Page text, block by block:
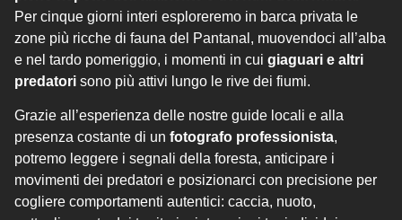
Per cinque giorni interi esploreremo in barca privata le
zone più ricche di fauna del Pantanal, muovendoci all’alba
e nel tardo pomeriggio, i momenti in cui giaguari e altri
predatori sono più attivi lungo le rive dei fiumi.
Grazie all’esperienza delle nostre guide locali e alla
presenza costante di un fotografo professionista,
potremo leggere i segnali della foresta, anticipare i
movimenti dei predatori e posizionarci con precisione per
cogliere comportamenti autentici: caccia, nuoto,